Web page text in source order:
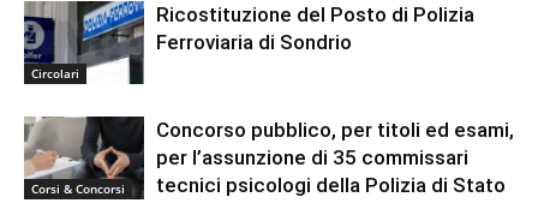
Circolari
Ricostituzione del Posto di Polizia
Ferroviaria di Sondrio
Corsi & Concorsi
Concorso pubblico, per titoli ed esami,
per l’assunzione di 35 commissari
tecnici psicologi della Polizia di Stato